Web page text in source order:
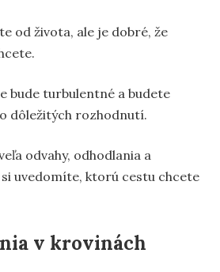
od života, ale je dobré, že
bude turbulentné a budete
dôležitých rozhodnutí.
odvahy, odhodlania a
uvedomíte, ktorú cestu chcete
v krovinách